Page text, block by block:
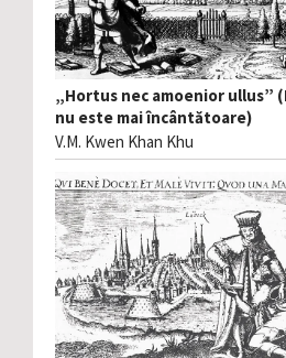
„Hortus nec amoenior ullus”
nu este mai încântătoare)
V.M. Kwen Khan Khu